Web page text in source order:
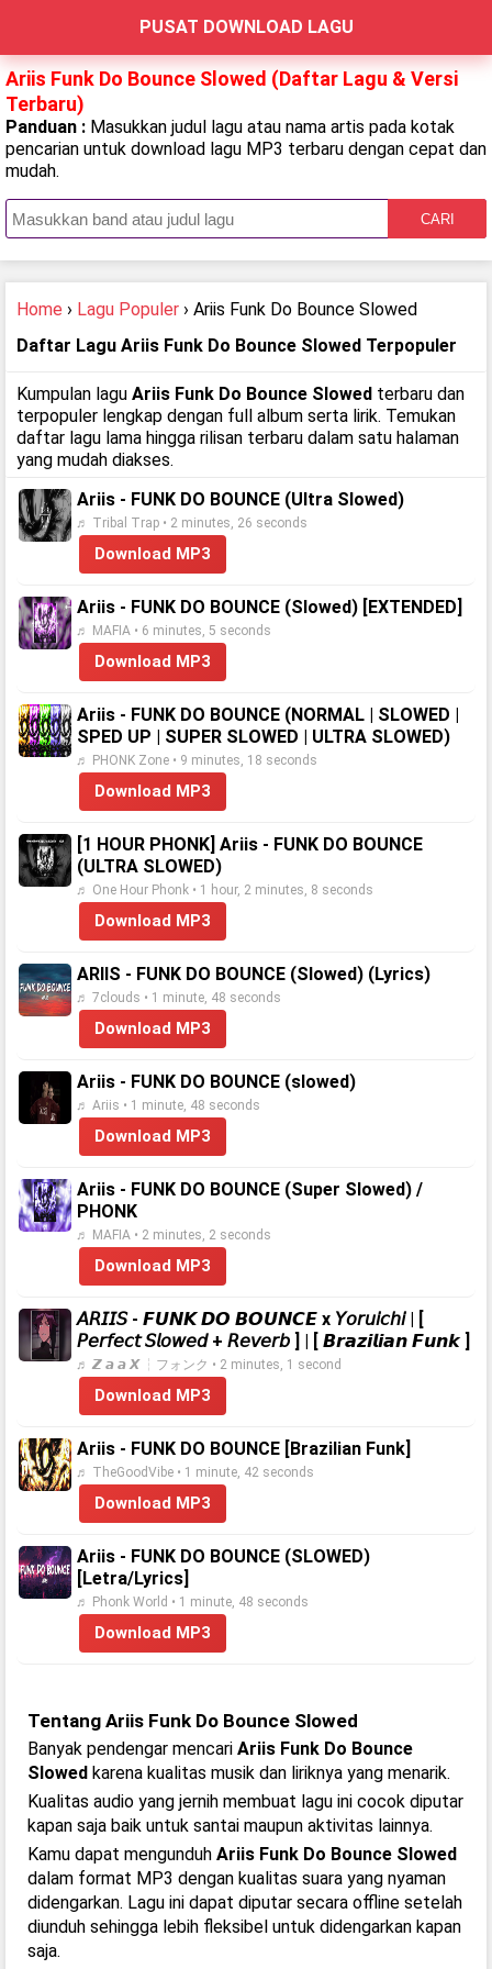
PUSAT DOWNLOAD LAGU
Ariis Funk Do Bounce Slowed (Daftar Lagu & Versi
Terbaru)
Panduan : Masukkan judul lagu atau nama artis pada kotak
pencarian untuk download lagu MP3 terbaru dengan cepat dan
mudah.
CARI
Home › Lagu Populer › Ariis Funk Do Bounce Slowed
Daftar Lagu Ariis Funk Do Bounce Slowed Terpopuler
Kumpulan lagu Ariis Funk Do Bounce Slowed terbaru dan
terpopuler lengkap dengan full album serta lirik. Temukan
daftar lagu lama hingga rilisan terbaru dalam satu halaman
yang mudah diakses.
Ariis - FUNK DO BOUNCE (Ultra Slowed)
♬ Tribal Trap • 2 minutes, 26 seconds
Download MP3
Ariis - FUNK DO BOUNCE (Slowed) [EXTENDED]
♬ MAFIA • 6 minutes, 5 seconds
Download MP3
Ariis - FUNK DO BOUNCE (NORMAL | SLOWED |
SPED UP | SUPER SLOWED | ULTRA SLOWED)
♬ PHONK Zone • 9 minutes, 18 seconds
Download MP3
[1 HOUR PHONK] Ariis - FUNK DO BOUNCE
(ULTRA SLOWED)
♬ One Hour Phonk • 1 hour, 2 minutes, 8 seconds
Download MP3
ARIIS - FUNK DO BOUNCE (Slowed) (Lyrics)
♬ 7clouds • 1 minute, 48 seconds
Download MP3
Ariis - FUNK DO BOUNCE (slowed)
♬ Ariis • 1 minute, 48 seconds
Download MP3
Ariis - FUNK DO BOUNCE (Super Slowed) /
PHONK
♬ MAFIA • 2 minutes, 2 seconds
Download MP3
𝘈𝘙𝘐𝘐𝘚 - 𝙁𝙐𝙉𝙆 𝘿𝙊 𝘽𝙊𝙐𝙉𝘾𝙀 x 𝘠𝘰𝘳𝘶𝘪𝘤𝘩𝘪 | [
𝘗𝘦𝘳𝘧𝘦𝘤𝘵 𝘚𝘭𝘰𝘸𝘦𝘥 + 𝘙𝘦𝘷𝘦𝘳𝘣 ] | [ 𝘽𝙧𝙖𝙯𝙞𝙡𝙞𝙖𝙣 𝙁𝙪𝙣𝙠 ]
♬ 𝙕 𝙖 𝙖 𝙓 ┆フォンク • 2 minutes, 1 second
Download MP3
Ariis - FUNK DO BOUNCE [Brazilian Funk]
♬ TheGoodVibe • 1 minute, 42 seconds
Download MP3
Ariis - FUNK DO BOUNCE (SLOWED)
[Letra/Lyrics]
♬ Phonk World • 1 minute, 48 seconds
Download MP3
Tentang Ariis Funk Do Bounce Slowed
Banyak pendengar mencari Ariis Funk Do Bounce
Slowed karena kualitas musik dan liriknya yang menarik.
Kualitas audio yang jernih membuat lagu ini cocok diputar
kapan saja baik untuk santai maupun aktivitas lainnya.
Kamu dapat mengunduh Ariis Funk Do Bounce Slowed
dalam format MP3 dengan kualitas suara yang nyaman
didengarkan. Lagu ini dapat diputar secara offline setelah
diunduh sehingga lebih fleksibel untuk didengarkan kapan
saja.